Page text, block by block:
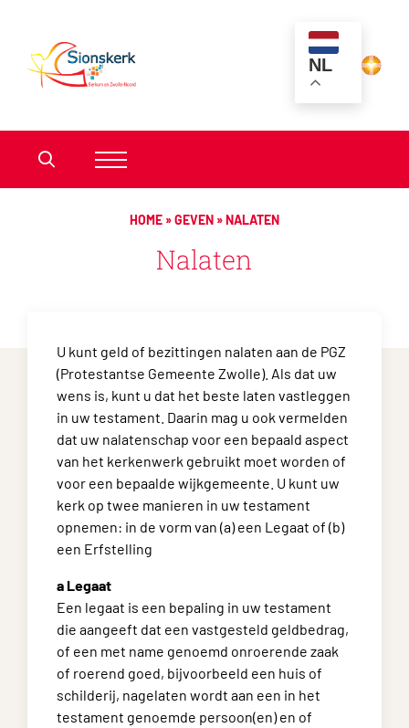
NL
HOME »GEVEN »NALATEN
Nalaten
U kunt geld of bezittingen nalaten aan de PGZ
(Protestantse Gemeente Zwolle). Als dat uw
wens is, kunt u dat het beste laten vastleggen
in uw testament. Daarin mag u ook vermelden
dat uw nalatenschap voor een bepaald aspect
van het kerkenwerk gebruikt moet worden of
voor een bepaalde wijkgemeente. U kunt uw
kerk op twee manieren in uw testament
opnemen: in de vorm van (a) een Legaat of (b)
een Erfstelling
a Legaat
Een legaat is een bepaling in uw testament
die aangeeft dat een vastgesteld geldbedrag,
of een met name genoemd onroerende zaak
of roerend goed, bijvoorbeeld een huis of
schilderij, nagelaten wordt aan een in het
testament genoemde persoon(en) en of